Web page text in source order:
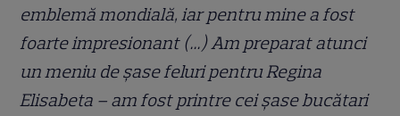
emblemă mondială, iar pentru mine a fost
foarte impresionant (…) Am preparat atunci
un meniu de șase feluri pentru Regina
Elisabeta – am fost printre cei șase bucătari